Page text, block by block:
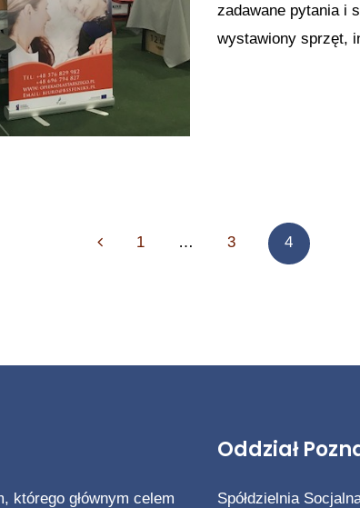
zadawane pytania i
wystawiony sprzęt,
Previous
1 … 3 4
którego głównym celem
Oddział
Spółdzielnia